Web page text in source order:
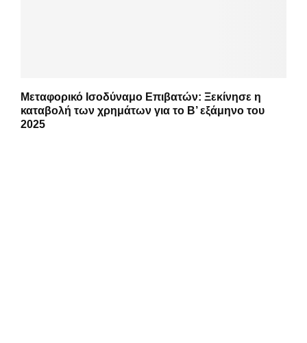
Μεταφορικό Ισοδύναμο Επιβατών: Ξεκίνησε η
καταβολή των χρημάτων για το Β’ εξάμηνο του
2025